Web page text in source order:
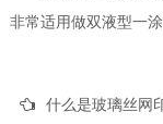
非常适用做双液型一
什么是玻璃丝网